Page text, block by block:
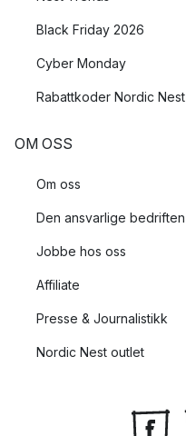
Black Friday 2026
Cyber Monday
Rabattkoder Nordic Nest
OM OSS
Om oss
Den ansvarlige bedriften
Jobbe hos oss
Affiliate
Presse & Journalistikk
Nordic Nest outlet